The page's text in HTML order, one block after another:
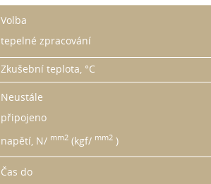
Volba
tepelné zpracování
Zkušební teplota, °C
Neustále
připojeno
napětí, N/ mm2 (kgf/ mm2 )
Čas do